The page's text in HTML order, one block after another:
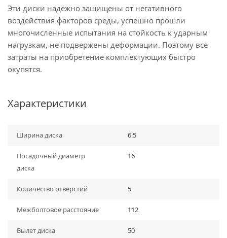
Эти диски надежно защищены от негативного
воздействия факторов среды, успешно прошли
многочисленные испытания на стойкость к ударным
нагрузкам, не подвержены деформации. Поэтому все
затраты на приобретение комплектующих быстро
окупятся.
Характеристики
Ширина диска 6.5
Посадочный диаметр
диска
16
Количество отверстий 5
Межболтовое расстояние 112
Вылет диска 50